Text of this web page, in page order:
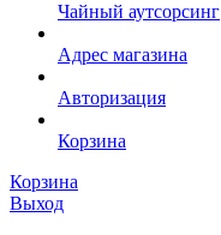
Чайный аутсорсинг
Адрес магазина
Авторизация
Корзина
Корзина
Выход